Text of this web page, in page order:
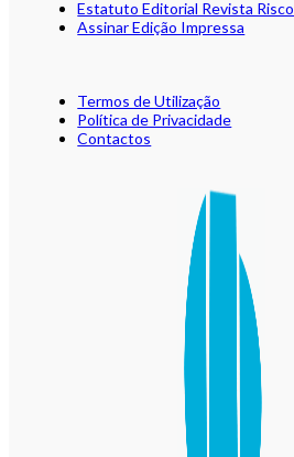
Estatuto Editorial Revista Risco
Assinar Edição Impressa
Termos de Utilização
Política de Privacidade
Contactos